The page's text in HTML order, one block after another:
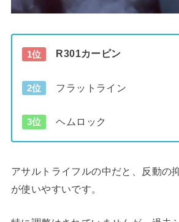
1位 R301カービン
2位 フラットライン
3位 ヘムロック
アサルトライフルの中だと、反動の
が使いやすいです。